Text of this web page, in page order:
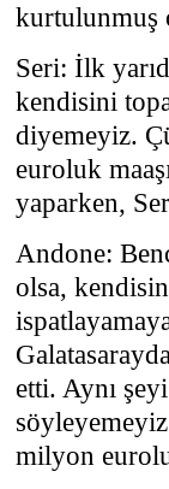
kurtulunmuş
Seri: İlk
kendisini
diyemeyiz.
euroluk
yaparken,
Andone:
olsa,
etti. Aynı
milyon